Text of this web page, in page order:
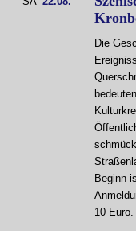
Die
Beginn
10 Euro.